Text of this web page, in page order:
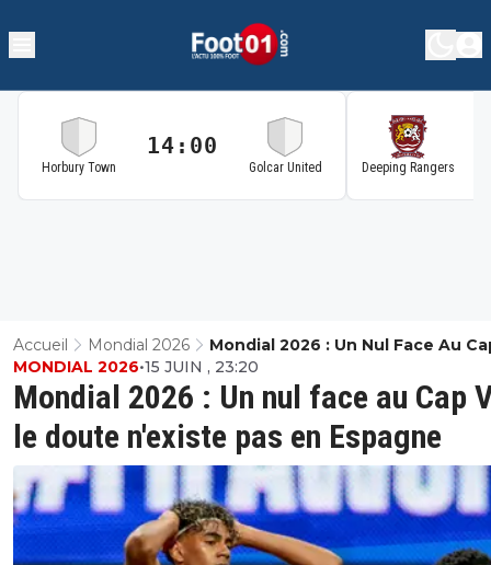
Horbury Town
14:00
Golcar United Deeping Rangers
Accueil Mondial 2026
Mondial 2026 : Un Nul Face Au
Vert, Le Doute N'existe Pas En
Mondial 2026 : Un nul face au Cap
le doute n'existe pas en Espagne
MONDIAL 2026•15 JUIN , 23:20